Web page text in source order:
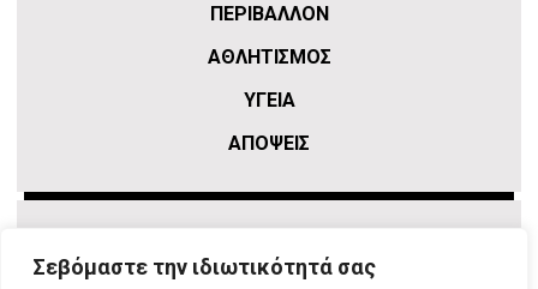
Σεβόμαστε την ιδιωτικότητά σας
ΠΕΡΙΒΑΛΛΟΝ
ΑΘΛΗΤΙΣΜΌΣ
ΥΓΕΙΑ
ΑΠΟΨΕΙΣ